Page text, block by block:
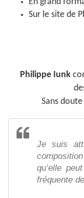
Sur le site de
Philippe Iunk
Sans
Je suis
qu’elle
fréquente